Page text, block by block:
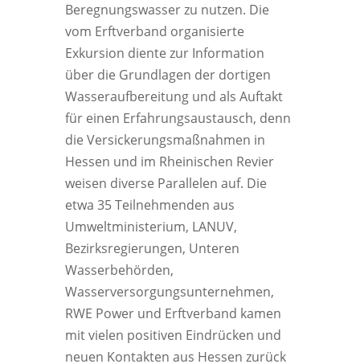
Beregnungswasser zu nutzen. Die
vom Erftverband organisierte
Exkursion diente zur Information
über die Grundlagen der dortigen
Wasseraufbereitung und als Auftakt
für einen Erfahrungsaustausch, denn
die Versickerungsmaßnahmen in
Hessen und im Rheinischen Revier
weisen diverse Parallelen auf. Die
etwa 35 Teilnehmenden aus
Umweltministerium, LANUV,
Bezirksregierungen, Unteren
Wasserbehörden,
Wasserversorgungsunternehmen,
RWE Power und Erftverband kamen
mit vielen positiven Eindrücken und
neuen Kontakten aus Hessen zurück